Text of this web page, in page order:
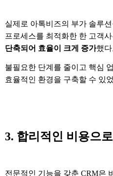
실제로 아톡비즈의 부가 솔루
프로세스를 최적화한 한 고객
단축되어 효율이 크게 증가했
불필요한 단계를 줄이고 핵심
효율적인 환경을 구축할 수 있
3. 합리적인 비용으
전문적인 기능을 갖춘 CRM은